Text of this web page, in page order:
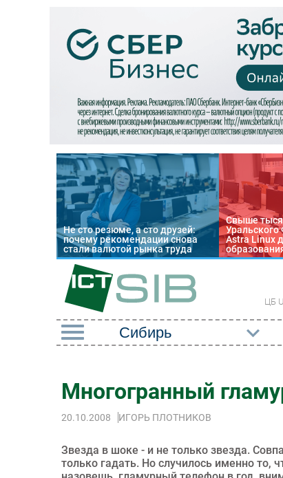
Не сто резюме, а сто друзей:
почему рекомендации снова
стали валютой рынка труда
Свыше
Astra Linux
ЦБ
Импорто­замещение
Автоматизация
Интернет
ПО
Многогранный
20.10.2008 ИГОРЬ ПЛОТНИКОВ
Звезда в шоке - и не только звезда.
только гадать. Но случилось именно то,